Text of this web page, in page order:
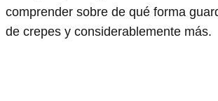
comprender sobre de qué forma
de crepes y considerablemente más.